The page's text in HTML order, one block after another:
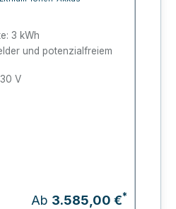
3 kWh
und potenzialfreiem
V
Ab 3.585,00 €*